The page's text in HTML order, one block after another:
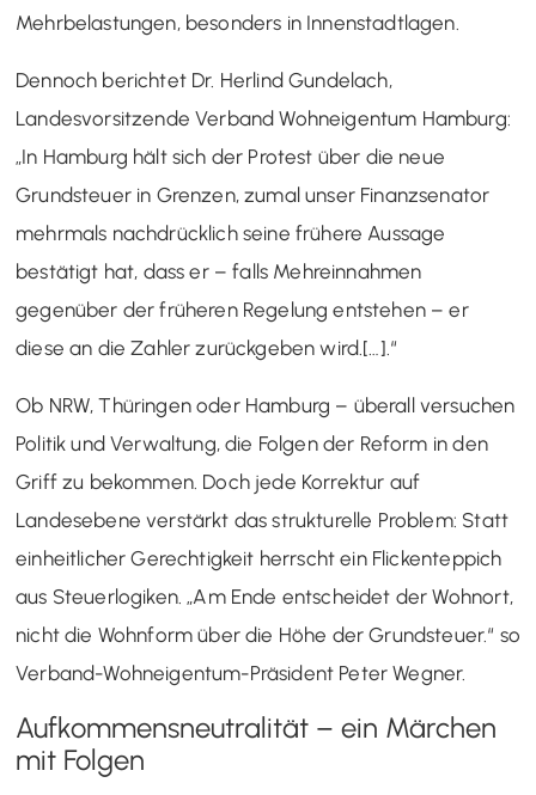
Mehrbelastungen, besonders in Innenstadtlagen.
Dennoch berichtet Dr. Herlind Gundelach,
Landesvorsitzende Verband Wohneigentum Hamburg:
„In Hamburg hält sich der Protest über die neue
Grundsteuer in Grenzen, zumal unser Finanzsenator
mehrmals nachdrücklich seine frühere Aussage
bestätigt hat, dass er – falls Mehreinnahmen
gegenüber der früheren Regelung entstehen – er
diese an die Zahler zurückgeben wird.[…].“
Ob NRW, Thüringen oder Hamburg – überall versuchen
Politik und Verwaltung, die Folgen der Reform in den
Griff zu bekommen. Doch jede Korrektur auf
Landesebene verstärkt das strukturelle Problem: Statt
einheitlicher Gerechtigkeit herrscht ein Flickenteppich
aus Steuerlogiken. „Am Ende entscheidet der Wohnort,
nicht die Wohnform über die Höhe der Grundsteuer.“ so
Verband-Wohneigentum-Präsident Peter Wegner.
Aufkommensneutralität – ein Märchen
mit Folgen